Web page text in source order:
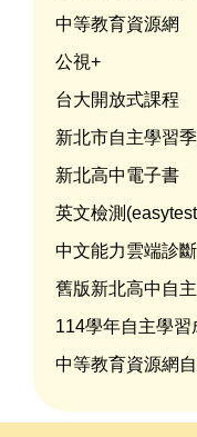
中等教育資源網
公視+
台大開放式課程
新北市自主學習
新北高中電子書
英文檢測
中文能力雲端診
舊版新北高中自
114學年自主學習
中等教育資源網